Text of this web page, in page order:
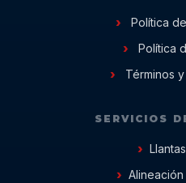
Política
Política
Términos
SERVICIOS